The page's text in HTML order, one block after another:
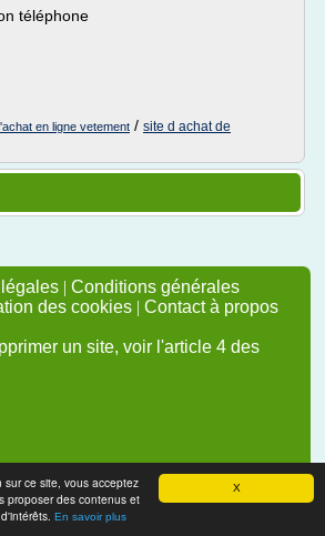
X
ce site, vous acceptez
proposer des contenus et
En savoir plus
téléphone
en ligne vetement / site d achat de
| Conditions générales
des cookies | Contact à propos
un site, voir l'article 4 des